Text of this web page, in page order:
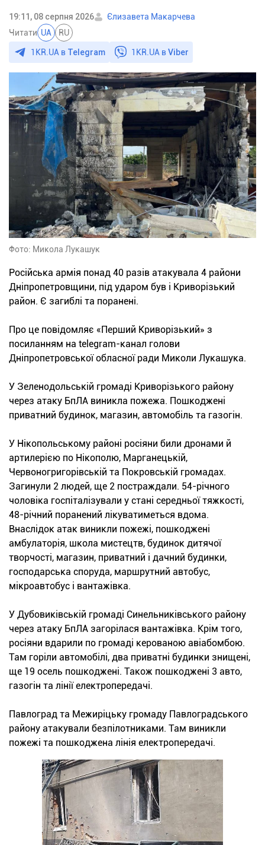
19:11, 08 серпня 2026
Єлизавета Макарчева
Читати UA RU
1KR.UA в Telegram 1KR.UA вViber
Фото: Микола Лукашук
Російська армія понад 40 разів атакувала 4 райони
Дніпропетровщини, під ударом був і Криворізький
район. Є загиблі та поранені.
Про це повідомляє «Перший Криворізький» з
посиланням на telegram-канал голови
Дніпропетровської обласної ради Миколи Лукашука.
У Зеленодольській громаді Криворізького району
через атаку БпЛА виникла пожежа. Пошкоджені
приватний будинок, магазин, автомобіль та газогін.
У Нікопольському районі росіяни били дронами й
артилерією по Нікополю, Марганецькій,
Червоногригорівській та Покровській громадах.
Загинули 2 людей, ще 2 постраждали. 54-річного
чоловіка госпіталізували у стані середньої тяжкості,
48-річний поранений лікуватиметься вдома.
Внаслідок атак виникли пожежі, пошкоджені
амбулаторія, школа мистецтв, будинок дитячої
творчості, магазин, приватний і дачний будинки,
господарська споруда, маршрутний автобус,
мікроавтобус і вантажівка.
У Дубовиківській громаді Синельниківського району
через атаку БпЛА загорілася вантажівка. Крім того,
росіяни вдарили по громаді керованою авіабомбою.
Там горіли автомобілі, два приватні будинки знищені,
ще 19 осель пошкоджені. Також пошкоджені 3 авто,
газогін та лінії електропередачі.
Павлоград та Межиріцьку громаду Павлоградського
району атакували безпілотниками. Там виникли
пожежі та пошкоджена лінія електропередачі.